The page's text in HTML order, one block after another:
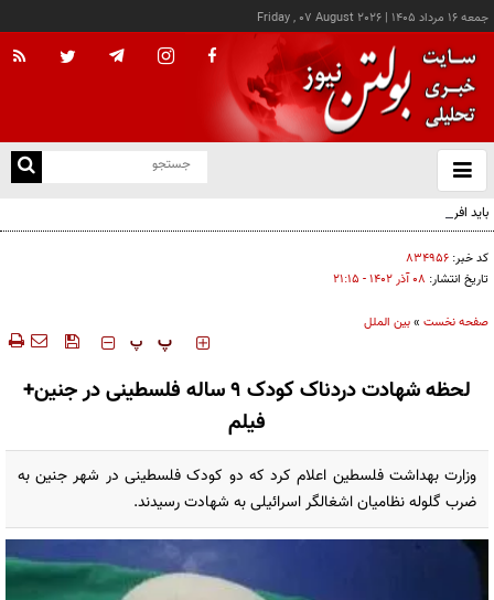
جمعه ۱۶ مرداد ۱۴۰۵ |
Friday , 07 August 2026
باز
و
باید افراد کارآمدتر را به کار گرفت/ کاری می کنیم در معیشت مردم مشکلی پیش نیاید
کد خبر: ۸۳۴۹۵۶
تاریخ انتشار: ۰۸ آذر ۱۴۰۲ - ۲۱:۱۵
صفحه نخست »بین الملل
‍‍‍ پ پ
لحظه شهادت دردناک کودک ۹ ساله فلسطینی در جنین+
فیلم
وزارت بهداشت فلسطین اعلام کرد که دو کودک فلسطینی در شهر جنین به
ضرب گلوله نظامیان اشغالگر اسرائیلی به شهادت رسیدند.